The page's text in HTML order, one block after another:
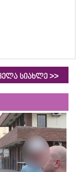
სიახლე >>